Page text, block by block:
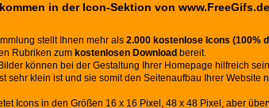
in der Icon-Sektion von
stellt Ihnen mehr als 2.000 kostenlose Icons (100%
Rubriken zum kostenlosen Download bereit.
können bei der Gestaltung Ihrer Homepage hilfreich
sehr klein ist und sie somit den Seitenaufbau Ihrer Website
Icons in den Größen 16 x 16 Pixel, 48 x 48 Pixel, aber